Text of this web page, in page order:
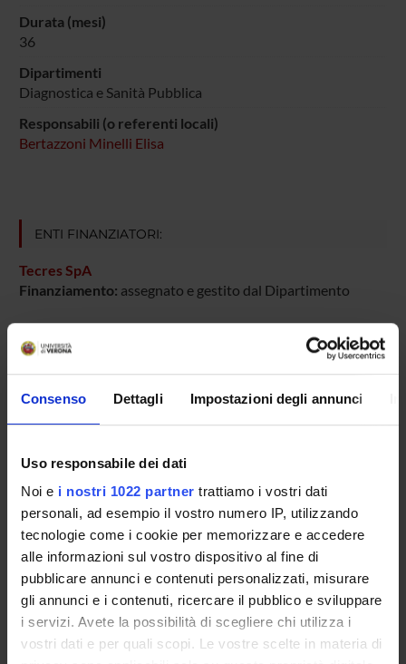
Consenso Dettagli Impostazioni degli annunci
Uso responsabile dei dati
Noi e i nostri 1022 partner trattiamo i vostri dati
personali, ad esempio il vostro numero IP, utilizzando
tecnologie come i cookie per memorizzare e accedere
alle informazioni sul vostro dispositivo al fine di
pubblicare annunci e contenuti personalizzati, misurare
gli annunci e i contenuti, ricercare il pubblico e sviluppare
i servizi. Avete la possibilità di scegliere chi utilizza i
vostri dati e per quali scopi. Le vostre scelte in materia di
Durata (mesi)
36
Dipartimenti
Diagnostica e Sanità Pubblica
Responsabili (o referenti locali)
Bertazzoni Minelli Elisa
ENTI FINANZIATORI:
Tecres SpA
Finanziamento: assegnato e gestito dal Dipartimento
Elisa Bertazzoni Minelli
Farmacologia
ATTIVITÀ
AREE DI RICERCA